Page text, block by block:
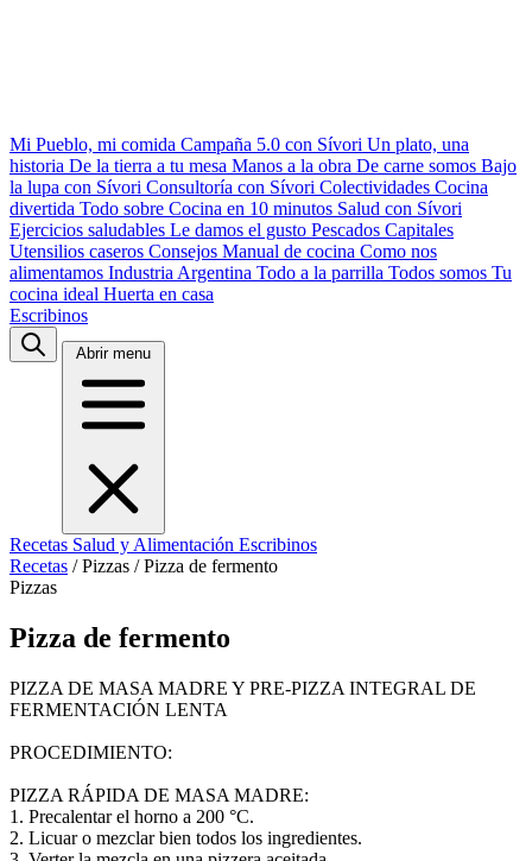
Mi Pueblo, mi comida Campaña 5.0 con Sívori Un plato, una
historia De la tierra a tu mesa Manos a la obra De carne somos Bajo
la lupa con Sívori Consultoría con Sívori Colectividades Cocina
divertida Todo sobre Cocina en 10 minutos Salud con Sívori
Ejercicios saludables Le damos el gusto Pescados Capitales
Utensilios caseros Consejos Manual de cocina Como nos
alimentamos Industria Argentina Todo a la parrilla Todos somos Tu
cocina ideal Huerta en casa
Escribinos
Abrir menu
Recetas Salud y Alimentación Escribinos
Recetas / Pizzas / Pizza de fermento
Pizzas
Pizza de fermento
PIZZA DE MASA MADRE Y PRE-PIZZA INTEGRAL DE
FERMENTACIÓN LENTA
PROCEDIMIENTO:
PIZZA RÁPIDA DE MASA MADRE:
1. Precalentar el horno a 200 °C.
2. Licuar o mezclar bien todos los ingredientes.